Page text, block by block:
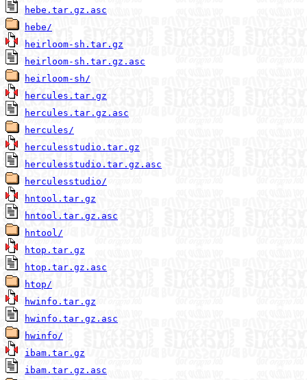
hebe.tar.gz.asc
hebe/
heirloom-sh.tar.gz
heirloom-sh.tar.gz.asc
heirloom-sh/
hercules.tar.gz
hercules.tar.gz.asc
hercules/
herculesstudio.tar.gz
herculesstudio.tar.gz.asc
herculesstudio/
hntool.tar.gz
hntool.tar.gz.asc
hntool/
htop.tar.gz
htop.tar.gz.asc
htop/
hwinfo.tar.gz
hwinfo.tar.gz.asc
hwinfo/
ibam.tar.gz
ibam.tar.gz.asc